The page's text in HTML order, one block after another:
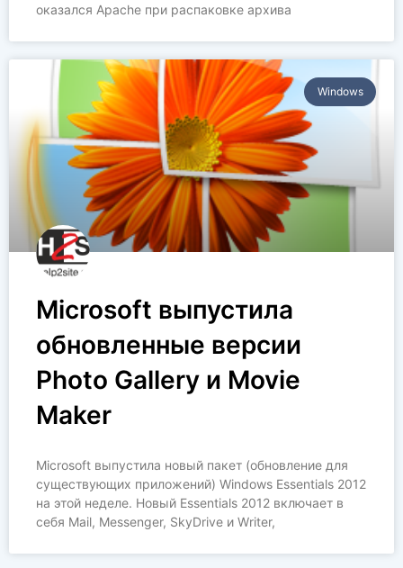
оказался Apache при распаковке архива
Windows
Microsoft выпустила
обновленные версии
Photo Gallery и Movie
Maker
Microsoft выпустила новый пакет (обновление для
существующих приложений) Windows Essentials 2012
на этой неделе. Новый Essentials 2012 включает в
себя Mail, Messenger, SkyDrive и Writer,